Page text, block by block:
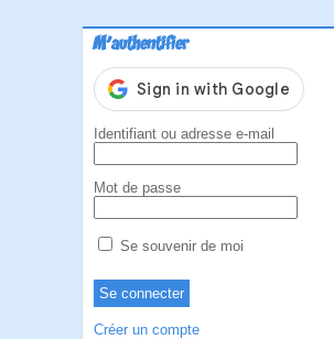
M'authentifier
Identifiant ou adresse e-mail
Mot de passe
Se souvenir de moi
Créer un compte